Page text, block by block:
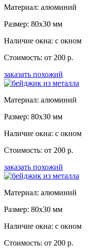
Материал: алюминий
Размер: 80x30 мм
Наличие окна: с окном
Стоимость: от 200 р.
заказать похожий
Материал: алюминий
Размер: 80x30 мм
Наличие окна: с окном
Стоимость: от 200 р.
заказать похожий
Материал: алюминий
Размер: 80x30 мм
Наличие окна: с окном
Стоимость: от 200 р.